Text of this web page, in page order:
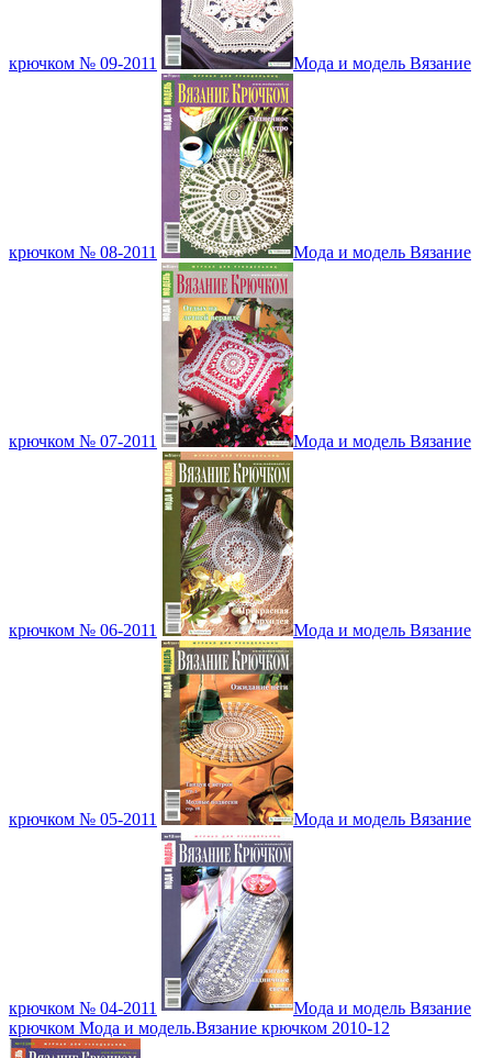
крючком № 09-2011 Мода и модель Вязание
крючком № 08-2011 Мода и модель Вязание
крючком № 07-2011 Мода и модель Вязание
крючком № 06-2011 Мода и модель Вязание
крючком № 05-2011 Мода и модель Вязание
крючком № 04-2011
Мода и модель Вязание
крючком Мода и модель.Вязание крючком 2010-12